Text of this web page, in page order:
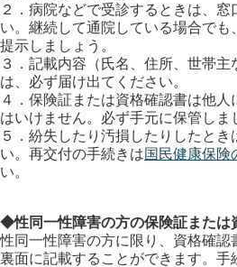
２．病院などで受診するときは、窓
い。継続して通院している場合で
提示しましょう。
３．記載内容（氏名、住所、世帯
は、必ず届け出てください。
４．保険証または資格確認書は他
はいけません。必ず手元に保管しま
５．紛失したり汚損したりしたと
い。再交付の手続きは国民健康保険
い。
◆性同一性障害の方の保険証または
性同一性障害の方に限り、資格確認
裏面に記載することができます。